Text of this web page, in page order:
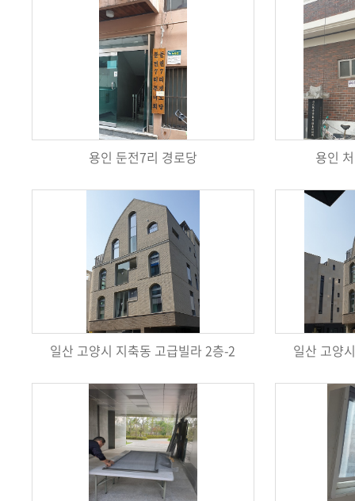
용인 둔전7리 경로당 용인
일산 고양시 지축동 고급빌라 2층-2 일산 고양